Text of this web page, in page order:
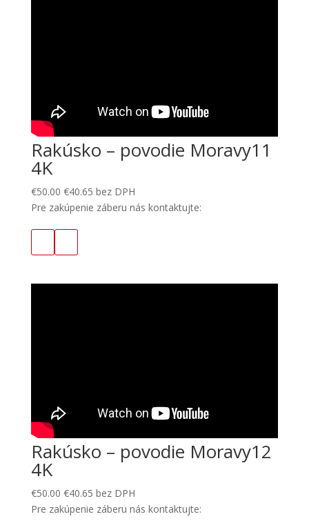
Rakúsko – povodie Moravy11
4K
€50.00 €40.65 bez DPH
Pre zakúpenie záberu nás kontaktujte:
Rakúsko – povodie Moravy12
4K
€50.00 €40.65 bez DPH
Pre zakúpenie záberu nás kontaktujte: